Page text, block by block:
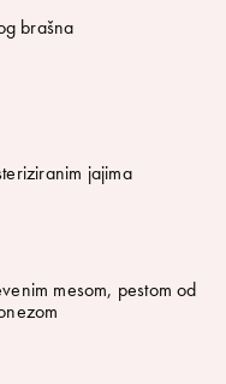
brašna
jajima
mesom, pestom od